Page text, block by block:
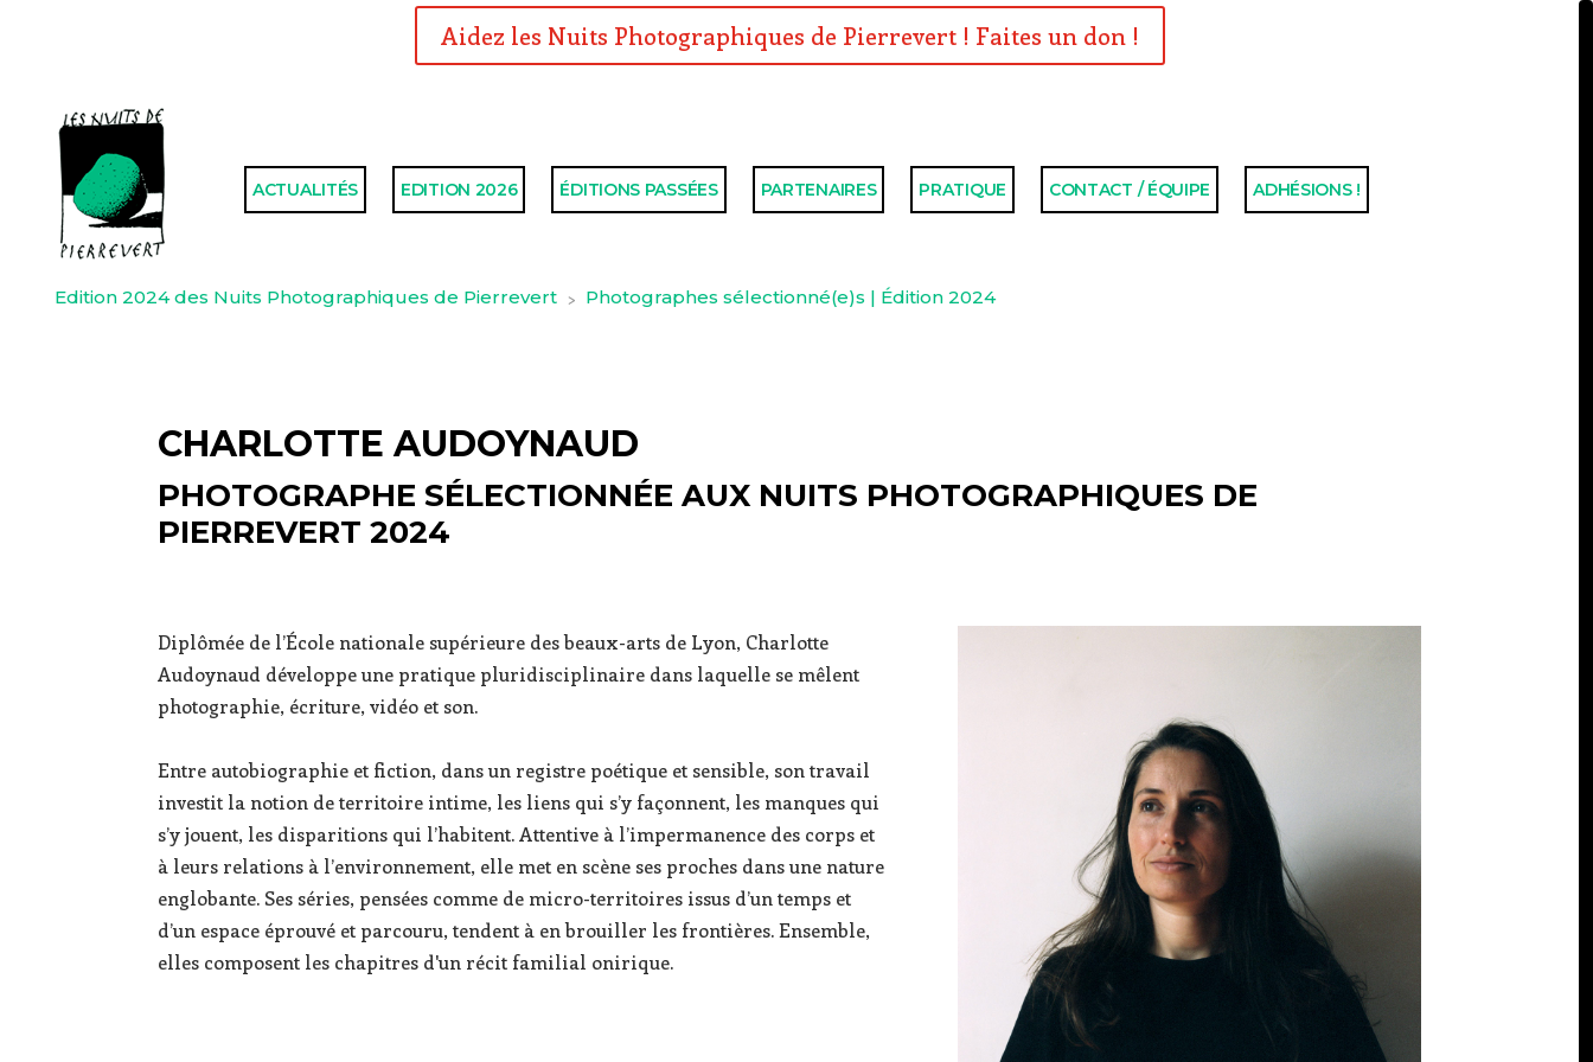
Aidez les Nuits Photographiques de Pierrevert ! Faites un don !
ACTUALITÉS EDITION 2026 ÉDITIONS PASSÉES PARTENAIRES PRATIQUE CONTACT / ÉQUIPE ADHÉSIONS !
Edition 2024 des Nuits Photographiques de Pierrevert > Photographes sélectionné(e)s | Édition 2024
CHARLOTTE AUDOYNAUD
PHOTOGRAPHE SÉLECTIONNÉE AUX NUITS PHOTOGRAPHIQUES DE
PIERREVERT 2024
Diplômée de l’École nationale supérieure des beaux-arts de Lyon, Charlotte
Audoynaud développe une pratique pluridisciplinaire dans laquelle se mêlent
photographie, écriture, vidéo et son.
Entre autobiographie et fiction, dans un registre poétique et sensible, son travail
investit la notion de territoire intime, les liens qui s’y façonnent, les manques qui
s’y jouent, les disparitions qui l’habitent. Attentive à l’impermanence des corps et
à leurs relations à l’environnement, elle met en scène ses proches dans une nature
englobante. Ses séries, pensées comme de micro-territoires issus d’un temps et
d’un espace éprouvé et parcouru, tendent à en brouiller les frontières. Ensemble,
elles composent les chapitres d'un récit familial onirique.